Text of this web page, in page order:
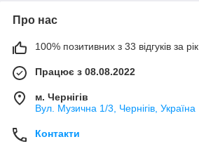
Про нас
100% позитивних з 33 відгуків за рік
Працює з 08.08.2022
м. Чернігів
Вул. Музична 1/3, Чернігів, Україна
Контакти